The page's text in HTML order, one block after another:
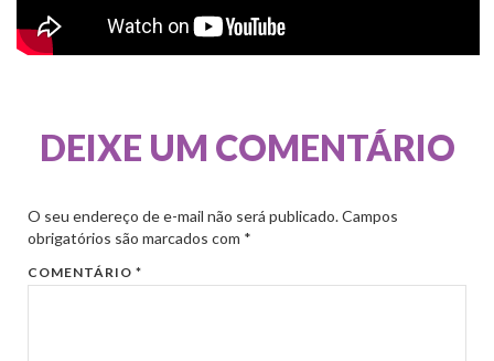
DEIXE UM COMENTÁRIO
O seu endereço de e-mail não será publicado. Campos
obrigatórios são marcados com *
COMENTÁRIO*